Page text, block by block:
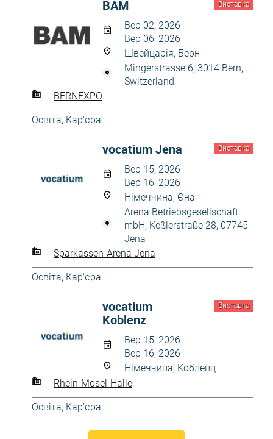
Виставка
BAM
Вер 02, 2026
Вер 06, 2026
Швейцарія, Берн
Mingerstrasse 6, 3014 Bern,
Switzerland
BERNEXPO
Освіта, Кар'єра
Виставка
vocatium Jena
Вер 15, 2026
Вер 16, 2026
Німеччина, Єна
Arena Betriebsgesellschaft
mbH, Keßlerstraße 28, 07745
Jena
Sparkassen-Arena Jena
Освіта, Кар'єра
Виставка
vocatium
Koblenz
Вер 15, 2026
Вер 16, 2026
Німеччина, Кобленц
Rhein-Mosel-Halle
Освіта, Кар'єра